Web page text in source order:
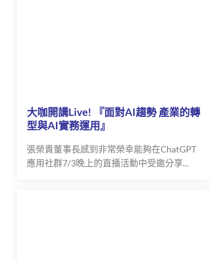
大咖開講Live! 『面對AI趨勢 產業的轉
型與AI實務運用』
張榮貴董事長感到非常榮幸能夠在ChatGPT
應用社群7/3晚上的直播活動中受邀分享...